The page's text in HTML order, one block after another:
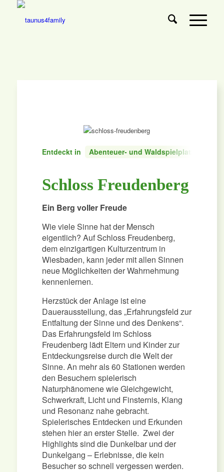
Entdeckt in Abenteuer- und Waldspielplatz
Schloss Freudenberg
Ein Berg voller Freude
Wie viele Sinne hat der Mensch
eigentlich? Auf Schloss Freudenberg,
dem einzigartigen Kulturzentrum in
Wiesbaden, kann jeder mit allen Sinnen
neue Möglichkeiten der Wahrnehmung
kennenlernen.
Herzstück der Anlage ist eine
Dauerausstellung, das „Erfahrungsfeld zur
Entfaltung der Sinne und des Denkens“.
Das Erfahrungsfeld im Schloss
Freudenberg lädt Eltern und Kinder zur
Entdeckungsreise durch die Welt der
Sinne. An mehr als 60 Stationen werden
den Besuchern spielerisch
Naturphänomene wie Gleichgewicht,
Schwerkraft, Licht und Finsternis, Klang
und Resonanz nahe gebracht.
Spielerisches Entdecken und Erkunden
stehen hier an erster Stelle. Zwei der
Highlights sind die Dunkelbar und der
Dunkelgang – Erlebnisse, die kein
Besucher so schnell vergessen werden.